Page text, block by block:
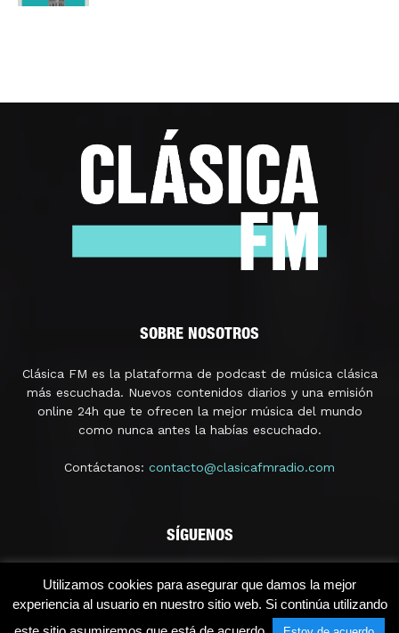
SOBRE NOSOTROS
Clásica FM es la plataforma de podcast de música clásica
más escuchada. Nuevos contenidos diarios y una emisión
online 24h que te ofrecen la mejor música del mundo
como nunca antes la habías escuchado.
Contáctanos: contacto@clasicafmradio.com
SÍGUENOS
Utilizamos cookies para asegurar que damos la mejor
experiencia al usuario en nuestro sitio web. Si continúa utilizando